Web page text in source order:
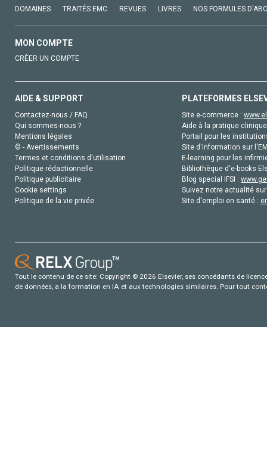
DOMAINES TRAITÉS EMC REVUES LIVRES NOS FORMULES
MON COMPTE
CRÉER UN COMPTE
AIDE & SUPPORT
Contactez-nous / FAQ
Qui sommes-nous ?
Mentions légales
© - Avertissements
Termes et conditions d'utilisation
Politique rédactionnelle
Politique publicitaire
Cookie settings
Politique de la vie privée
PLATEFORMES
Site e-commerce :
Aide à la pratique
Portail pour les
Site d'information sur
E-learning pour les
Bibliothèque d'e-books
Blog special IFSI :
Suivez notre actualité
Site d'emploi en santé :
Tout le contenu de ce site: Copyright © 2026 Elsevier, ses concédants de
de données, a la formation en IA et aux technologies similaires. Pour tout